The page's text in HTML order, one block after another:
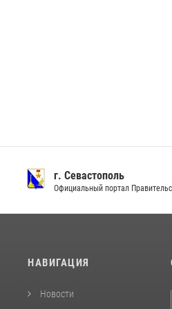
г. Севастополь
Официальный портал
НАВИГАЦИЯ
Новости